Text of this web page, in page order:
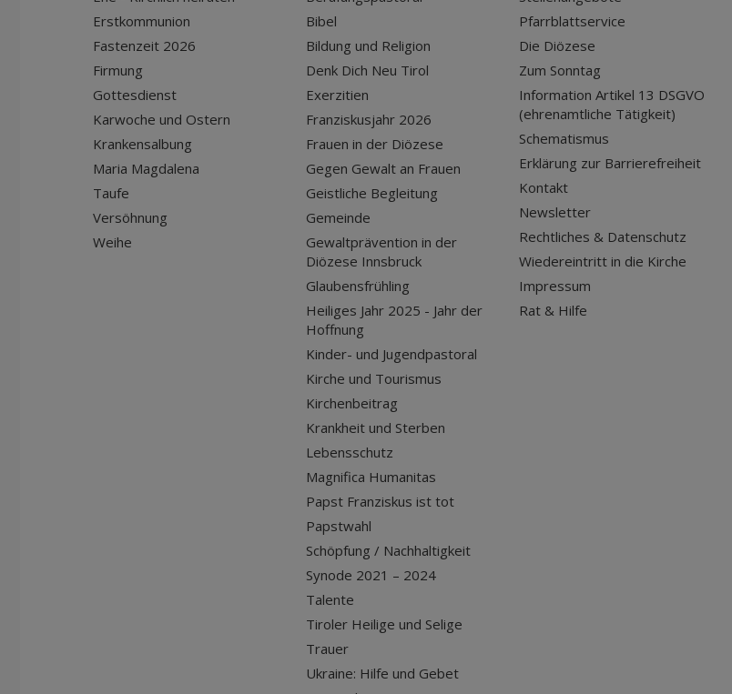
Erstkommunion
Fastenzeit 2026
Firmung
Gottesdienst
Karwoche und Ostern
Krankensalbung
Maria Magdalena
Taufe
Versöhnung
Weihe
Bibel
Bildung und Religion
Denk Dich Neu Tirol
Exerzitien
Franziskusjahr 2026
Frauen in der Diözese
Gegen Gewalt an Frauen
Geistliche Begleitung
Gemeinde
Gewaltprävention in der
Diözese Innsbruck
Glaubensfrühling
Heiliges Jahr 2025 - Jahr der
Hoffnung
Kinder- und Jugendpastoral
Kirche und Tourismus
Kirchenbeitrag
Krankheit und Sterben
Lebensschutz
Magnifica Humanitas
Papst Franziskus ist tot
Papstwahl
Schöpfung / Nachhaltigkeit
Synode 2021 – 2024
Talente
Tiroler Heilige und Selige
Trauer
Ukraine: Hilfe und Gebet
Pfarrblattservice
Die Diözese
Zum Sonntag
Information Artikel 13 DSGVO
(ehrenamtliche Tätigkeit)
Schematismus
Erklärung zur Barrierefreiheit
Kontakt
Newsletter
Rechtliches & Datenschutz
Wiedereintritt in die Kirche
Impressum
Rat & Hilfe